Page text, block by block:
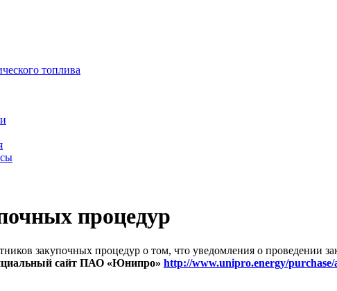
топлива
процедур
закупочных процедур о том, что уведомления о
сайт ПАО «Юнипро» http://www.unipro.energy/purchase/